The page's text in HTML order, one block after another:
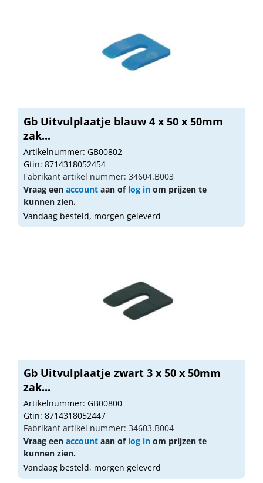
Gb Uitvulplaatje blauw 4 x 50 x 50mm
zak...
Artikelnummer: GB00802
Gtin: 8714318052454
Fabrikant artikel nummer: 34604.B003
Vraag een account aan of log in om prijzen te
kunnen zien.
Vandaag besteld, morgen geleverd
Gb Uitvulplaatje zwart 3 x 50 x 50mm
zak...
Artikelnummer: GB00800
Gtin: 8714318052447
Fabrikant artikel nummer: 34603.B004
Vraag een account aan of log in om prijzen te
kunnen zien.
Vandaag besteld, morgen geleverd